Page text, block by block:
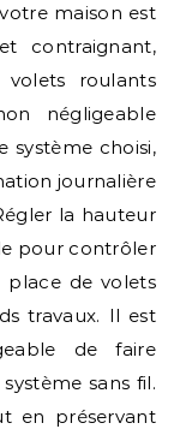
maison est
contraignant,
roulants
négligeable
système choisi,
journalière
la hauteur
pour contrôler
place de volets
travaux. Il est
de faire
sans fil.
en préservant